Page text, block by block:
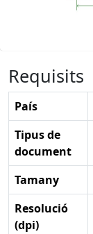
Requisits
País
Tipus de
document
Tamany
Resolució
(dpi)